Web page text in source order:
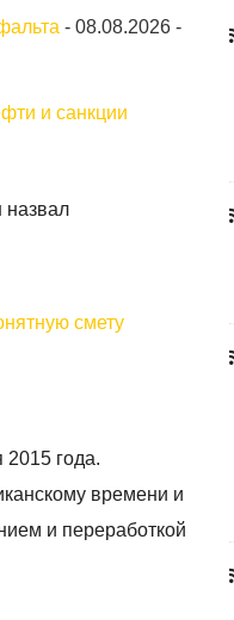
-08.08.2026 -
и санкции
назвал
смету
года.
времени и
и переработкой